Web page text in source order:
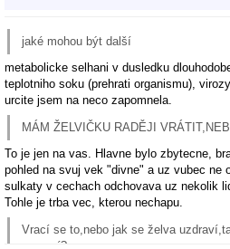
jaké mohou být další
metabolicke selhani v dusledku
teplotniho soku (prehrati organismu),
urcite jsem na neco zapomnela.
MÁM ŽELVIČKU RADĚJI
To je jen na vas. Hlavne bylo zbytecne,
pohled na svuj vek "divne" a uz vubec ne
sulkaty v cechach odchovava uz nekolik
Tohle je trba vec, kterou nechapu.
Vrací se to,nebo jak se želva
nevrací?